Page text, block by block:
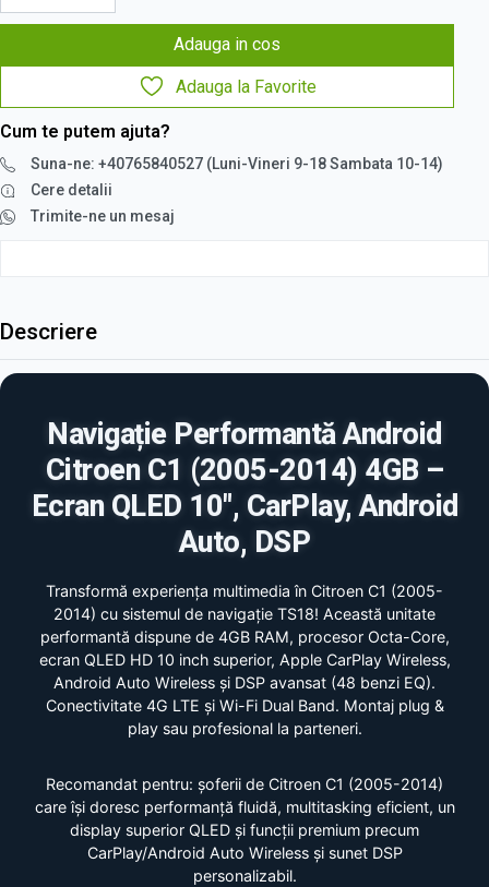
Adauga in cos
Adauga la Favorite
Cum te putem ajuta?
Suna-ne: +40765840527 (Luni-Vineri 9-18 Sambata 10-14)
Cere detalii
Trimite-ne un mesaj
Descriere
Navigație Performantă Android
Citroen C1 (2005-2014) 4GB –
Ecran QLED 10", CarPlay, Android
Auto, DSP
Transformă experiența multimedia în Citroen C1 (2005-
2014) cu sistemul de navigație TS18! Această unitate
performantă dispune de 4GB RAM, procesor Octa-Core,
ecran QLED HD 10 inch superior, Apple CarPlay Wireless,
Android Auto Wireless și DSP avansat (48 benzi EQ).
Conectivitate 4G LTE și Wi-Fi Dual Band. Montaj plug &
play sau profesional la parteneri.
Recomandat pentru: șoferii de Citroen C1 (2005-2014)
care își doresc performanță fluidă, multitasking eficient, un
display superior QLED și funcții premium precum
CarPlay/Android Auto Wireless și sunet DSP
personalizabil.